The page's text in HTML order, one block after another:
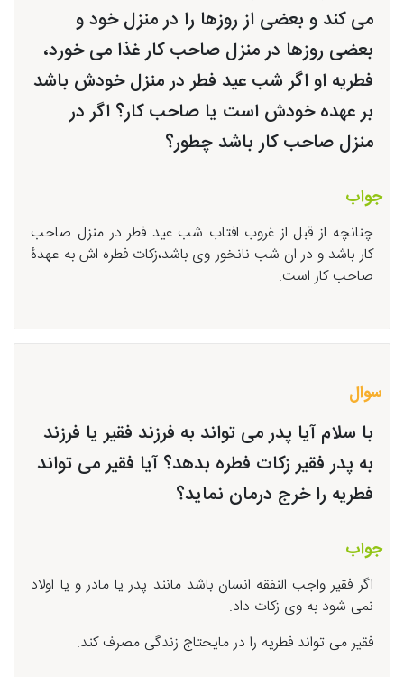
می کند و بعضی از روزها را در منزل خود و
بعضی روزها در منزل صاحب کار غذا می خورد،
فطریه او اگر شب عید فطر در منزل خودش باشد
بر عهده خودش است یا صاحب کار؟ اگر در
منزل صاحب کار باشد چطور؟
جواب
چنانچه از قبل از غروب افتاب شب عید فطر در منزل صاحب
کار باشد و در ان شب نانخور وی باشد،زکات فطره اش به عهدۀ
صاحب کار است.
سوال
با سلام آیا پدر می تواند به فرزند فقیر یا فرزند
به پدر فقیر زکات فطره بدهد؟ آیا فقیر می تواند
فطریه را خرج درمان نماید؟
جواب
اگر فقیر واجب النفقه انسان باشد مانند پدر یا مادر و یا اولاد
نمی شود به وی زکات داد.
فقیر می تواند فطریه را در مایحتاج زندگی مصرف کند.